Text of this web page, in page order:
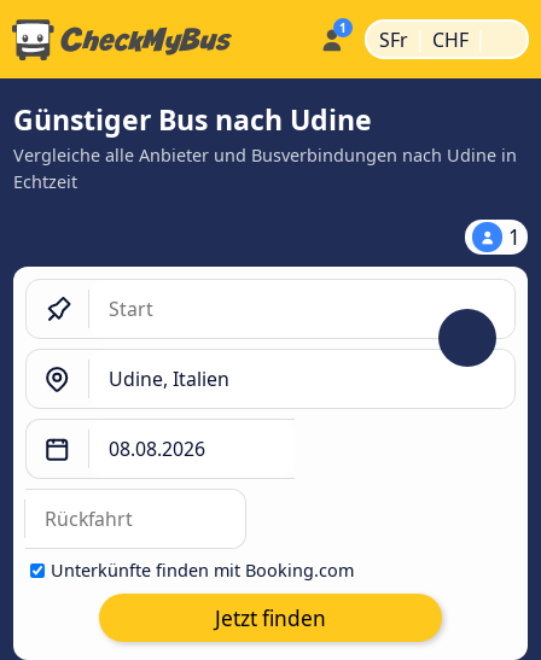
SFr | CHF |
Günstiger Bus nach Udine
Vergleiche alle Anbieter und Busverbindungen nach Udine in
Echtzeit
1
Unterkünfte finden mit Booking.com
Jetzt finden